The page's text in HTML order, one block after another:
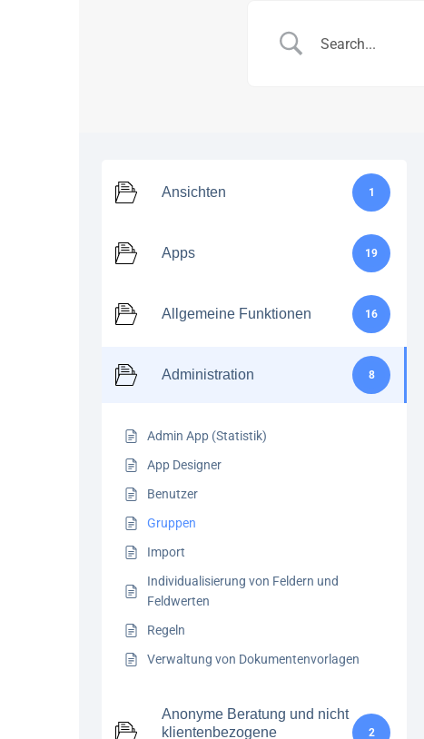
Ansichten 1
Apps 19
Allgemeine Funktionen 16
Administration 8
Admin App (Statistik)
App Designer
Benutzer
Gruppen
Import
Individualisierung von Feldern und
Feldwerten
Regeln
Verwaltung von Dokumentenvorlagen
Anonyme Beratung und nicht
klientenbezogene
2